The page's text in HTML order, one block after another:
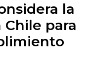
la
Chile para